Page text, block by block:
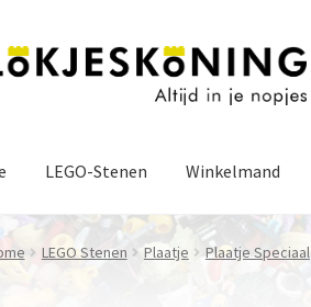
LEGO-Stenen Winkelmand
LEGO Stenen Plaatje Plaatje Speciaal